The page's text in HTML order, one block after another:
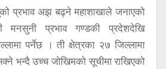
प्रभाव अझ बढ्ने महाशाखाले जनाएको
प्रभाव गण्डकी प्रदेशदेखि
पर्नेछ । ती क्षेत्रका २७ जिल्लामा
भन्दै उच्च जोखिमको सूचीमा राखिएको